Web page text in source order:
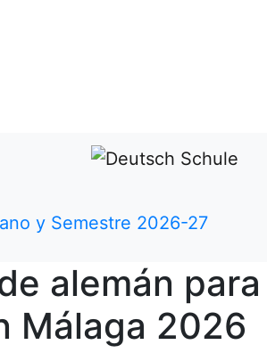
y Semestre 2026-27
alemán para
Málaga 2026